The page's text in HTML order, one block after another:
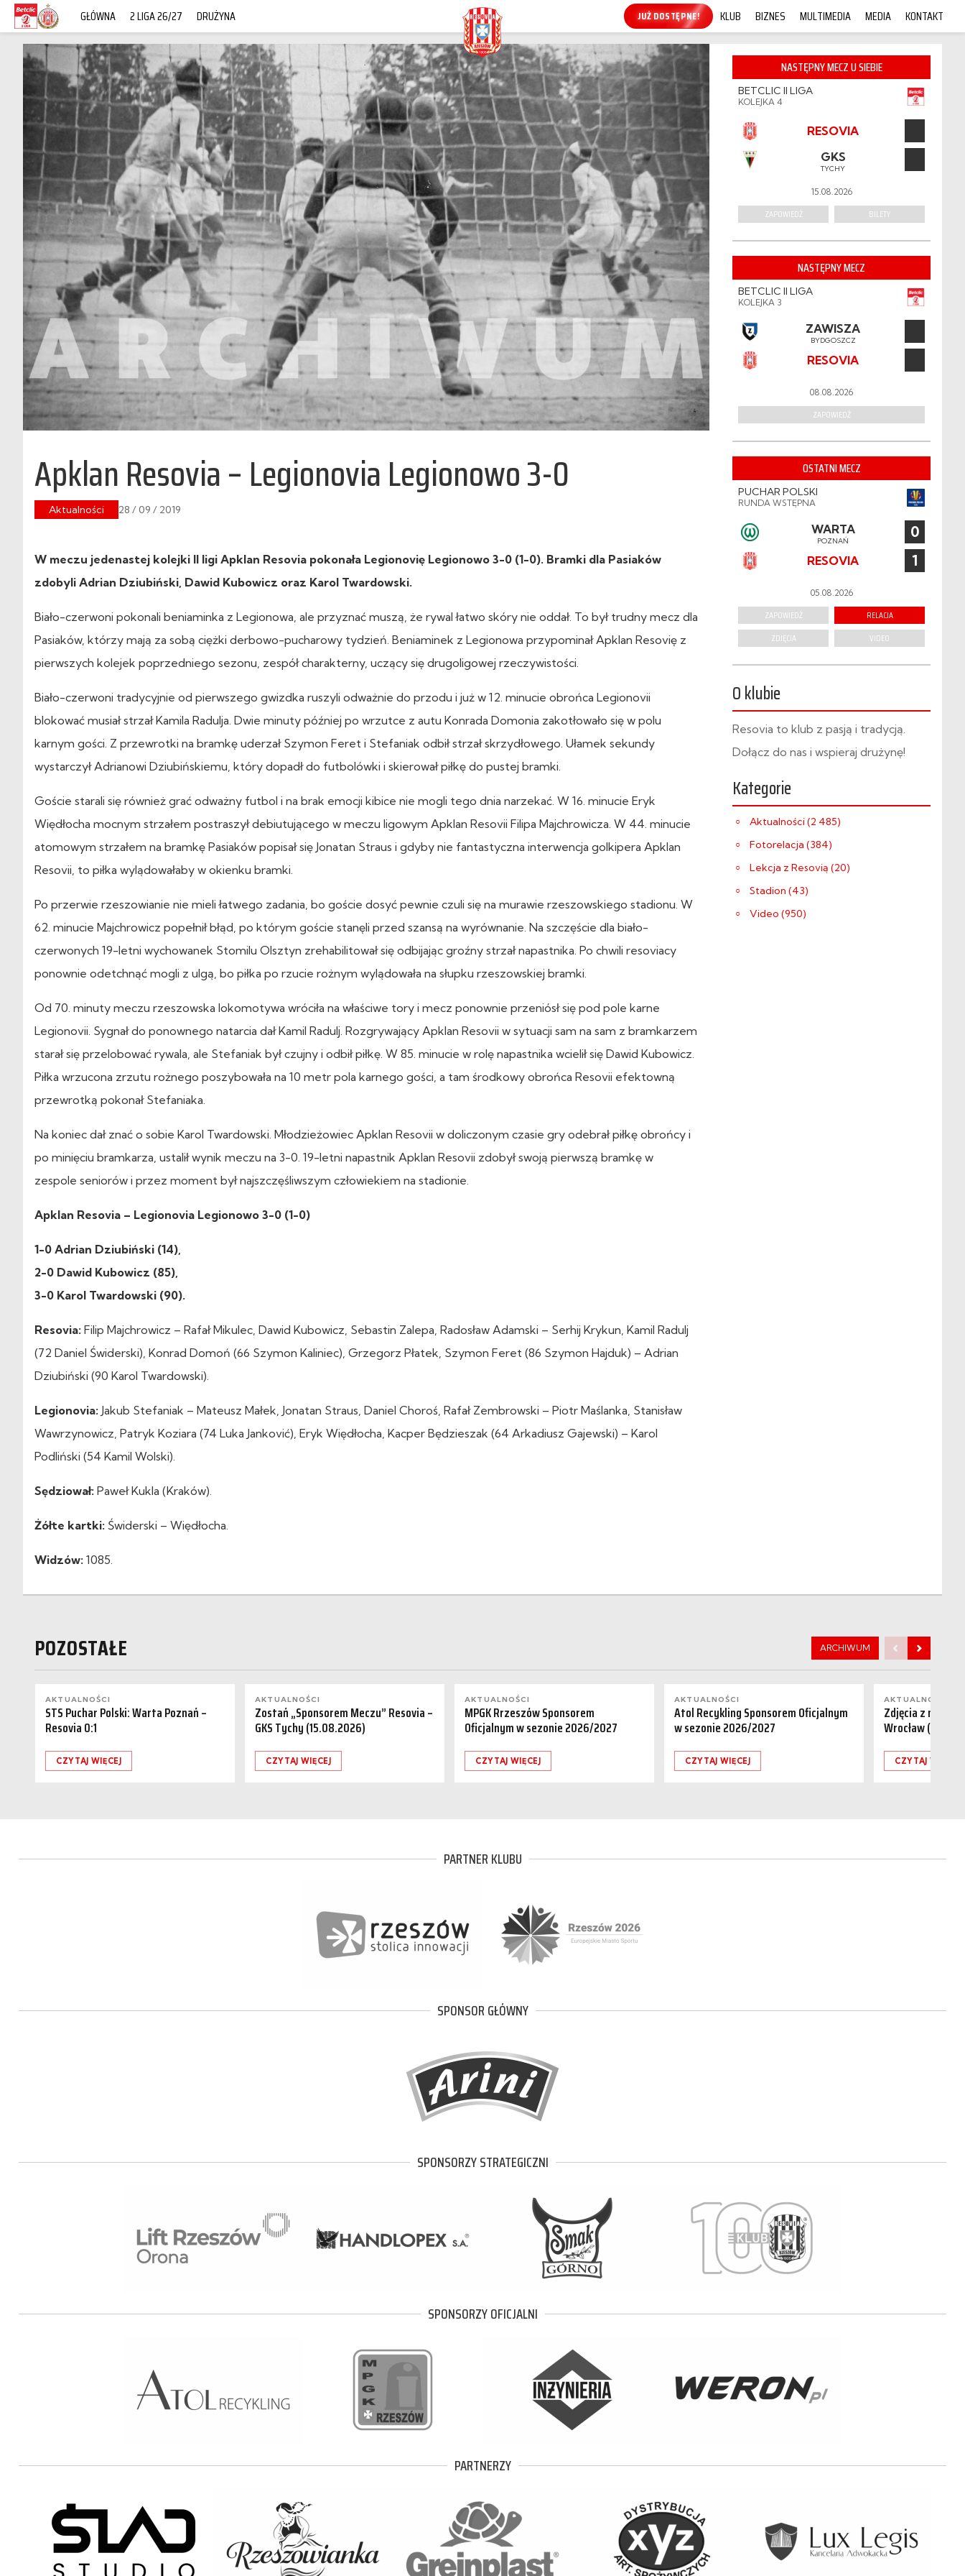
GŁÓWNA 2 LIGA 26/27 DRUŻYNA KUP ONLINE! KLUB BIZNES MULTIMEDIA MEDIA KONTAKT
Apklan Resovia – Legionovia Legionowo 3-0
Aktualności 28 / 09 / 2019
W meczu jedenastej kolejki II ligi Apklan Resovia pokonała Legionovię Legionowo 3-0 (1-0). Bramki dla Pasiaków
zdobyli Adrian Dziubiński, Dawid Kubowicz oraz Karol Twardowski.
Biało-czerwoni pokonali beniaminka z Legionowa, ale przyznać muszą, że rywal łatwo skóry nie oddał. To był trudny mecz dla
Pasiaków, którzy mają za sobą ciężki derbowo-pucharowy tydzień. Beniaminek z Legionowa przypominał Apklan Resovię z
pierwszych kolejek poprzedniego sezonu, zespół charakterny, uczący się drugoligowej rzeczywistości.
Biało-czerwoni tradycyjnie od pierwszego gwizdka ruszyli odważnie do przodu i już w 12. minucie obrońca Legionovii
blokować musiał strzał Kamila Radulja. Dwie minuty później po wrzutce z autu Konrada Domonia zakotłowało się w polu
karnym gości. Z przewrotki na bramkę uderzał Szymon Feret i Stefaniak odbił strzał skrzydłowego. Ułamek sekundy
wystarczył Adrianowi Dziubińskiemu, który dopadł do futbolówki i skierował piłkę do pustej bramki.
Goście starali się również grać odważny futbol i na brak emocji kibice nie mogli tego dnia narzekać. W 16. minucie Eryk
Więdłocha mocnym strzałem postraszył debiutującego w meczu ligowym Apklan Resovii Filipa Majchrowicza. W 44. minucie
atomowym strzałem na bramkę Pasiaków popisał się Jonatan Straus i gdyby nie fantastyczna interwencja golkipera Apklan
Resovii, to piłka wylądowałaby w okienku bramki.
Po przerwie rzeszowianie nie mieli łatwego zadania, bo goście dosyć pewnie czuli się na murawie rzeszowskiego stadionu. W
62. minucie Majchrowicz popełnił błąd, po którym goście stanęli przed szansą na wyrównanie. Na szczęście dla biało-
czerwonych 19-letni wychowanek Stomilu Olsztyn zrehabilitował się odbijając groźny strzał napastnika. Po chwili resoviacy
ponownie odetchnąć mogli z ulgą, bo piłka po rzucie rożnym wylądowała na słupku rzeszowskiej bramki.
Od 70. minuty meczu rzeszowska lokomotywa wróciła na właściwe tory i mecz ponownie przeniósł się pod pole karne
Legionovii. Sygnał do ponownego natarcia dał Kamil Radulj. Rozgrywający Apklan Resovii w sytuacji sam na sam z bramkarzem
starał się przelobować rywala, ale Stefaniak był czujny i odbił piłkę. W 85. minucie w rolę napastnika wcielił się Dawid Kubowicz.
Piłka wrzucona zrzutu rożnego poszybowała na 10 metr pola karnego gości, a tam środkowy obrońca Resovii efektowną
przewrotką pokonał Stefaniaka.
Na koniec dał znać o sobie Karol Twardowski. Młodzieżowiec Apklan Resovii w doliczonym czasie gry odebrał piłkę obrońcy i
po minięciu bramkarza, ustalił wynik meczu na 3-0. 19-letni napastnik Apklan Resovii zdobył swoją pierwszą bramkę w
zespole seniorów i przez moment był najszczęśliwszym człowiekiem na stadionie.
Apklan Resovia – Legionovia Legionowo 3-0 (1-0)
1-0 Adrian Dziubiński (14),
2-0 Dawid Kubowicz (85),
3-0 Karol Twardowski (90).
Resovia: Filip Majchrowicz – Rafał Mikulec, Dawid Kubowicz, Sebastin Zalepa, Radosław Adamski – Serhij Krykun, Kamil Radulj
(72 Daniel Świderski), Konrad Domoń (66 Szymon Kaliniec), Grzegorz Płatek, Szymon Feret (86 Szymon Hajduk) – Adrian
Dziubiński (90 Karol Twardowski).
Legionovia: Jakub Stefaniak – Mateusz Małek, Jonatan Straus, Daniel Choroś, Rafał Zembrowski – Piotr Maślanka, Stanisław
Wawrzynowicz, Patryk Koziara (74 Luka Janković), Eryk Więdłocha, Kacper Będzieszak (64 Arkadiusz Gajewski) – Karol
Podliński (54 Kamil Wolski).
Sędziował: Paweł Kukla (Kraków).
Żółte kartki: Świderski – Więdłocha.
Widzów: 1085.
NASTĘPNY MECZ U SIEBIE
BETCLIC II LIGA
KOLEJKA 4
RESOVIA
GKS
TYCHY
15.08.2026
ZAPOWIEDŹ BILETY
NASTĘPNY MECZ
BETCLIC II LIGA
KOLEJKA 3
ZAWISZA
BYDGOSZCZ
RESOVIA
08.08.2026
ZAPOWIEDŹ
OSTATNI MECZ
PUCHAR POLSKI
RUNDA WSTĘPNA
WARTA
POZNAŃ 0
RESOVIA 1
05.08.2026
ZAPOWIEDŹ
RELACJA
ZDJĘCIA
VIDEO
O klubie
Resovia to klub z pasją i tradycją.
Dołącz do nas i wspieraj drużynę!
Kategorie
Aktualności (2 485)
Fotorelacja (384)
Lekcja z Resovią (20)
Stadion (43)
Video (950)
POZOSTAŁE ARCHIWUM
AKTUALNOŚCI
STS Puchar Polski: Warta Poznań –
Resovia 0:1
CZYTAJ WIĘCEJ
AKTUALNOŚCI
Zostań „Sponsorem Meczu” Resovia –
GKS Tychy (15.08.2026)
CZYTAJ WIĘCEJ
AKTUALNOŚCI
MPGK Rrzeszów Sponsorem
Oficjalnym w sezonie 2026/2027
CZYTAJ WIĘCEJ
AKTUALNOŚCI
Atol Recykling Sponsorem Oficjalnym
w sezonie 2026/2027
CZYTAJ WIĘCEJ
AKTUALNOŚCI
Zdjęcia z meczu
Wrocław
CZYTAJ WIĘCEJ
PARTNER KLUBU
SPONSOR GŁÓWNY
SPONSORZY STRATEGICZNI
SPONSORZY OFICJALNI
PARTNERZY